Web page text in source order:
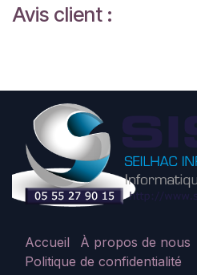
Avis client :
Accueil À propos de nous
Politique de confidentialité